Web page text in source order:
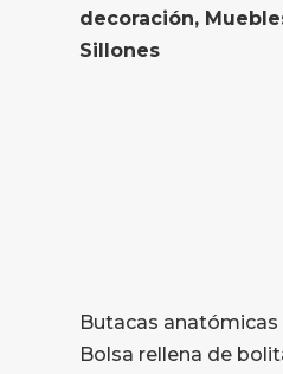
decoración,
Sillones
Butacas anatómicas
Bolsa rellena de